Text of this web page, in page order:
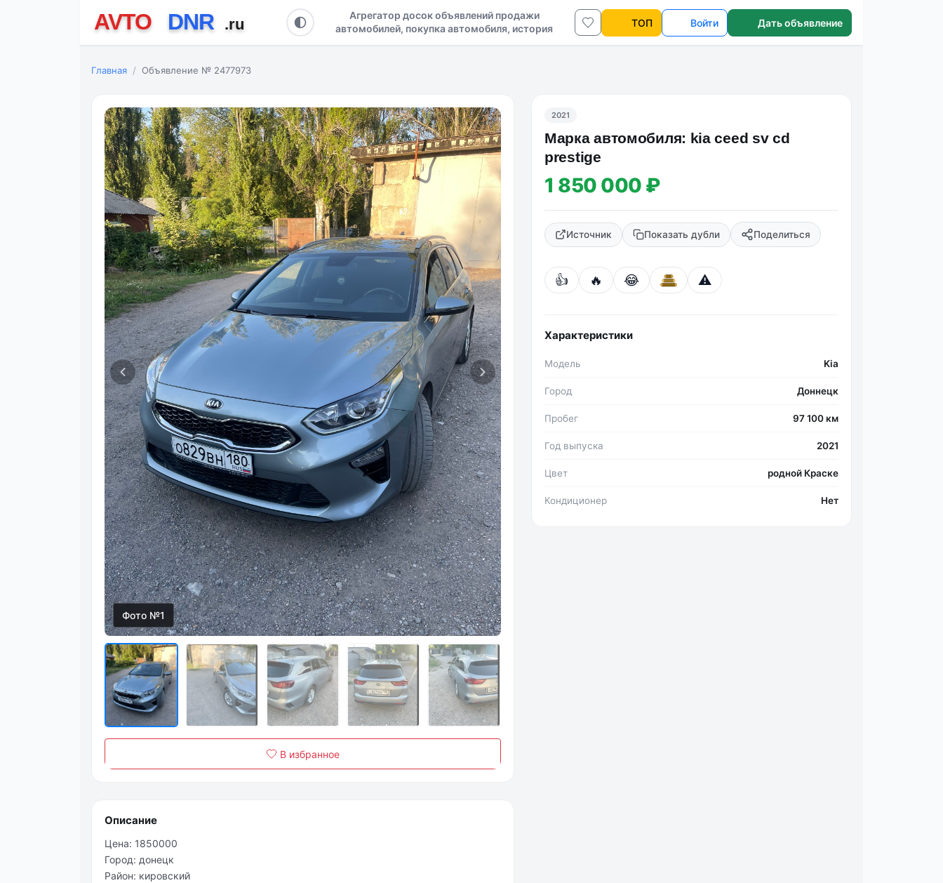
Агрегатор досок объявлений продажи
автомобилей, покупка автомобиля, история
авто в ДНР и ЛНР
ТОП Войти Дать объявление
Главная Объявление № 2477973
Фото №1
В избранное
2021
Марка автомобиля: kia ceed sv cd
prestige
1 850 000 ₽
Источник Показать дубли Поделиться
👍 🔥 😂 ⚠️
Характеристики
Модель Kia
Город Доннецк
Пробег 97 100 км
Год выпуска 2021
Цвет родной Краске
Кондиционер Нет
Описание
Цена: 1850000
Город: донецк
Район: кировский